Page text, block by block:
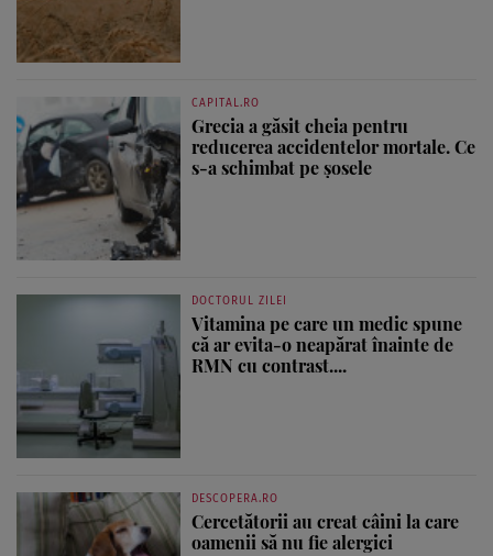
CAPITAL.RO
Grecia a găsit cheia pentru
reducerea accidentelor mortale. Ce
s-a schimbat pe șosele
DOCTORUL ZILEI
Vitamina pe care un medic spune
că ar evita-o neapărat înainte de
RMN cu contrast....
DESCOPERA.RO
Cercetătorii au creat câini la care
oamenii să nu fie alergici